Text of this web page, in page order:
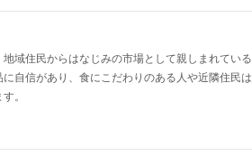
域住民からはなじみの市場として親しまれている
自信があり、食にこだわりのある人や近隣住民は
。